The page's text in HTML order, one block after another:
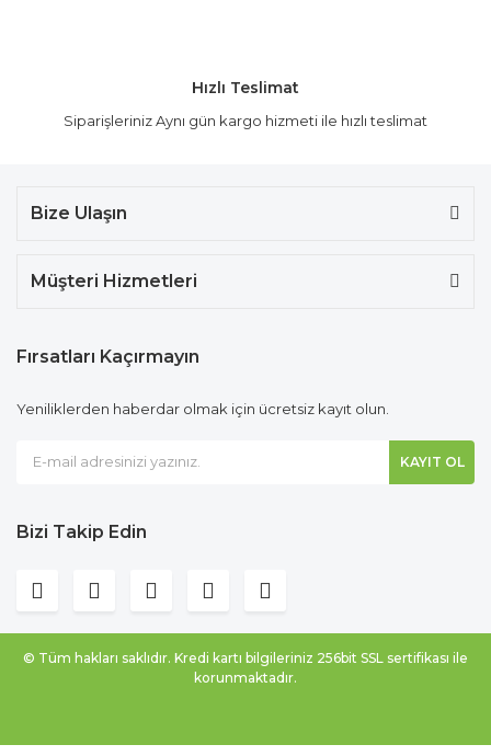
Hızlı Teslimat
Siparişleriniz Aynı gün kargo hizmeti ile hızlı teslimat
Bize Ulaşın
Müşteri Hizmetleri
Fırsatları Kaçırmayın
Yeniliklerden haberdar olmak için ücretsiz kayıt olun.
KAYIT OL
Bizi Takip Edin
© Tüm hakları saklıdır. Kredi kartı bilgileriniz 256bit SSL sertifikası ile
korunmaktadır.